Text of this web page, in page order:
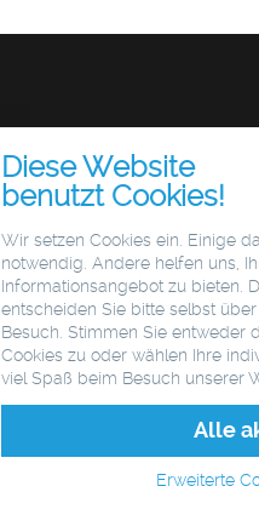
Diese Website
benutzt Cookies!
Wir setzen Cookies ein. Einige
notwendig. Andere helfen uns,
Informationsangebot zu bieten.
entscheiden Sie bitte selbst
Besuch. Stimmen Sie entweder
Cookies zu oder wählen Ihre
viel Spaß beim Besuch unserer
Alle
Erweiterte